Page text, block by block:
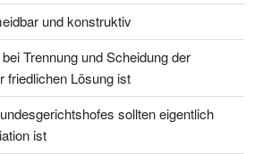
und konstruktiv
Trennung und Scheidung der
friedlichen Lösung ist
sollten eigentlich
ist